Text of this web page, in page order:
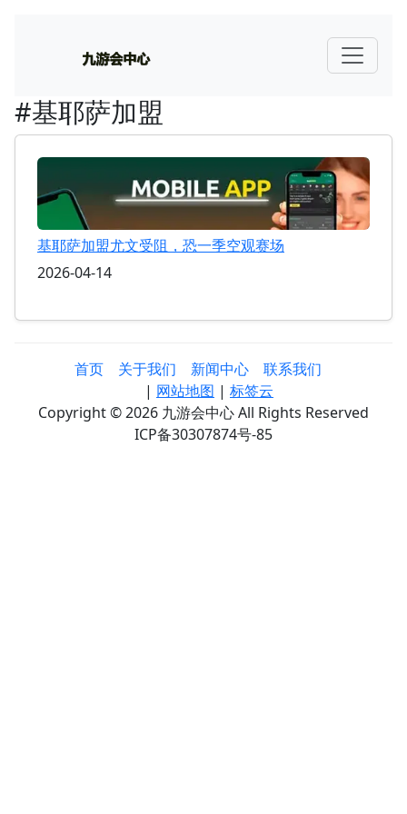
#基耶萨加盟
基耶萨加盟尤文受阻，恐一季空观赛场
2026-04-14
首页 关于我们 新闻中心
联系我们
| 网站地图 | 标签云
Copyright © 2026 九游会中心 All Rights Reserved
ICP备30307874号-85